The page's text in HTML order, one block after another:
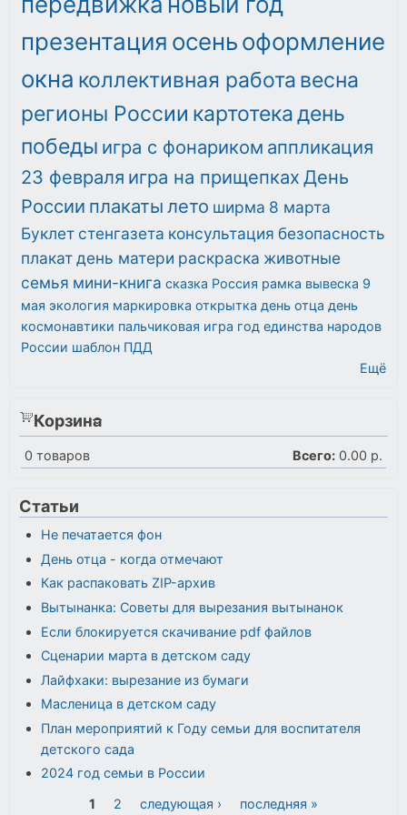
презентация осеньоформление
окна коллективная работа весна
регионы России картотекадень
победы игра с фонариком аппликация
23 февраля игра на прищепках День
России плакаты лето ширма 8 марта
Буклет стенгазета консультация безопасность
плакатдень матери раскраска животные
семья мини-книга сказка Россия рамка вывеска 9
мая экология маркировка открытка день отца день
космонавтики пальчиковая игра год единства народов
России шаблон ПДД
Ещё
Корзина
0 товаров Всего: 0.00 р.
Статьи
Не печатается фон
День отца - когда отмечают
Как распаковать ZIP-архив
Вытынанка: Советы для вырезания вытынанок
Если блокируется скачивание pdf файлов
Сценарии марта в детском саду
Лайфхаки: вырезание из бумаги
Масленица в детском саду
План мероприятий к Году семьи для воспитателя
детского сада
2024 год семьи в России
Страницы
1 2 следующая › последняя »